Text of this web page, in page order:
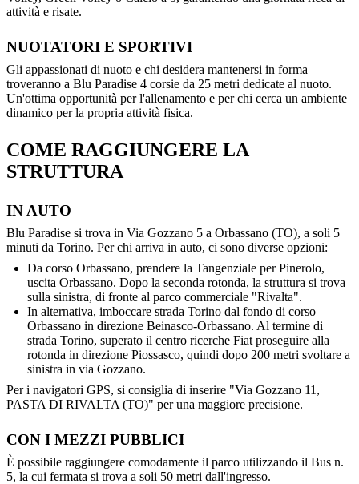
attività e risate.
NUOTATORI E SPORTIVI
Gli appassionati di nuoto e chi desidera mantenersi in forma
troveranno a Blu Paradise 4 corsie da 25 metri dedicate al nuoto.
Un'ottima opportunità per l'allenamento e per chi cerca un ambiente
dinamico per la propria attività fisica.
COME RAGGIUNGERE LA
STRUTTURA
IN AUTO
Blu Paradise si trova in Via Gozzano 5 a Orbassano (TO), a soli 5
minuti da Torino. Per chi arriva in auto, ci sono diverse opzioni:
Da corso Orbassano, prendere la Tangenziale per Pinerolo,
uscita Orbassano. Dopo la seconda rotonda, la struttura si trova
sulla sinistra, di fronte al parco commerciale "Rivalta".
In alternativa, imboccare strada Torino dal fondo di corso
Orbassano in direzione Beinasco-Orbassano. Al termine di
strada Torino, superato il centro ricerche Fiat proseguire alla
rotonda in direzione Piossasco, quindi dopo 200 metri svoltare a
sinistra in via Gozzano.
Per i navigatori GPS, si consiglia di inserire "Via Gozzano 11,
PASTA DI RIVALTA (TO)" per una maggiore precisione.
CON I MEZZI PUBBLICI
È possibile raggiungere comodamente il parco utilizzando il Bus n.
5, la cui fermata si trova a soli 50 metri dall'ingresso.